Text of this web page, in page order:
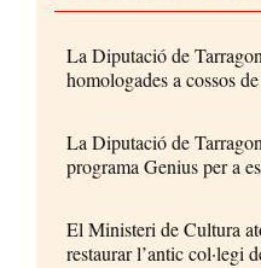
La Diputació de
homologades a cossos
La Diputació de
programa Genius per a
El Ministeri de Cultura
restaurar l’antic col·legi